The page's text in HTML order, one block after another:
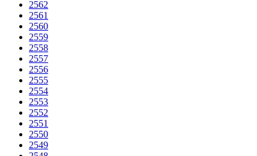
2562
2561
2560
2559
2558
2557
2556
2555
2554
2553
2552
2551
2550
2549